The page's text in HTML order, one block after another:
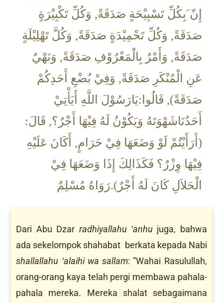
إِنّ َبِكُلِّ تَسْبِيْحَةٍ صَدَقَةً, وَكُلِّ تَكْبِيْرَةٍ
صَدَقَةً, وَكُلِّ تَحْمِيْدَةٍ صَدَقَةً, وَكُلَّ تَهْلِيْلَةٍ
صَدَقَةً, وَأَمْرٌ بِالْمَعْرُوْفِ صَدَقَةً, وَنَهْيٌ
عَنِ الْمُنْكَرِ صَدَقَةً, وَفِيْ بُضْعِ أَحَدِكُمْ
صَدَقَةً), قَالُوا:يَارَسُوْلَ اللَّهِ أَيَأْتِيْ
أَحَدُنَاشَهْوَتَهُ وَيَكُوْنُ لَهُ فِيْهَا أَجْرٌ؟, قَالَ:
(أَرَأَيْتُمْ لَوْ وَضَعَهَا فِيْ حَرَامٍ, أَكَانَ عَلَيْهِ
فِيْهَا وِزْرٌ؟ فَكَذَالِكَ إِذَا وَضَعَهَا فِيْ
الْحَلاَلِ كَانَ لَهُ أَجْرٌ).رَوَاهُ مُسْلِمٌ
Dari Abu Dzar radhiyallahu ‘anhu juga, bahwa
ada sekelompok shahabat berkata kepada Nabi
shallallahu ‘alaihi wa sallam: ”Wahai Rasulullah,
orang-orang kaya telah pergi membawa pahala-
pahala mereka. Mereka shalat sebagaimana